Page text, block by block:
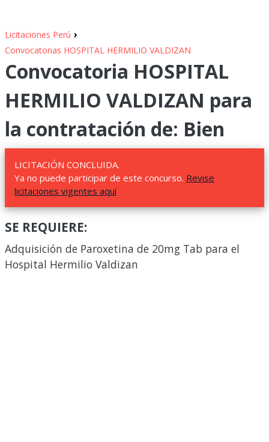
Licitaciones Perú ›
Convocatorias HOSPITAL HERMILIO VALDIZAN
Convocatoria HOSPITAL
HERMILIO VALDIZAN para
la contratación de: Bien
LICITACIÓN CONCLUIDA.
Ya no puede participar de este concurso. Revise
licitaciones vigentes aquí
SE REQUIERE:
Adquisición de Paroxetina de 20mg Tab para el
Hospital Hermilio Valdizan